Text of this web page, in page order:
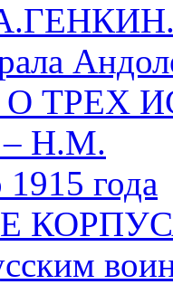
ТРЕХ
Н.М.
года